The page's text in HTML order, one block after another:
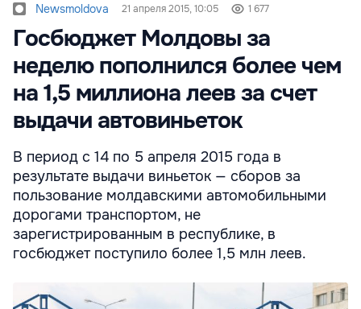
Newsmoldova 21 апреля 2015, 10:05 1 677
Госбюджет Молдовы за
неделю пополнился более чем
на 1,5 миллиона леев за счет
выдачи автовиньеток
В период с 14 по 5 апреля 2015 года в
результате выдачи виньеток — сборов за
пользование молдавскими автомобильными
дорогами транспортом, не
зарегистрированным в республике, в
госбюджет поступило более 1,5 млн леев.